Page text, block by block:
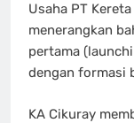
Usaha PT
menerangkan
pertama
dengan formasi
KA Cikuray